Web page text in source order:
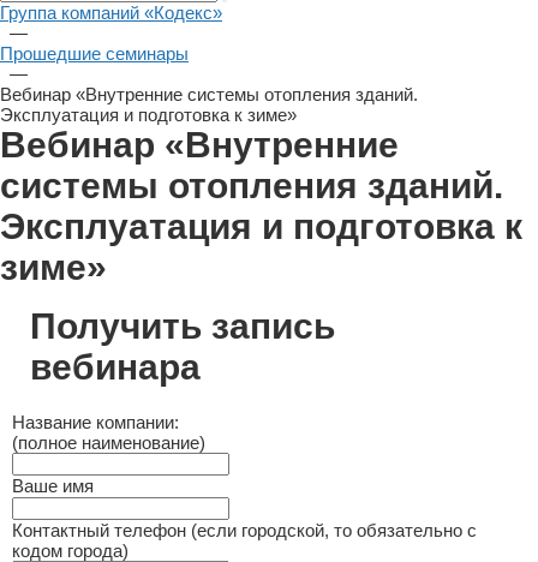
Группа компаний «Кодекс»
—
Прошедшие семинары
—
Вебинар «Внутренние системы отопления зданий.
Эксплуатация и подготовка к зиме»
Вебинар «Внутренние
системы отопления зданий.
Эксплуатация и подготовка к
зиме»
Получить запись
вебинара
Название компании:
(полное наименование)
Ваше имя
Контактный телефон (если городской, то обязательно с
кодом города)